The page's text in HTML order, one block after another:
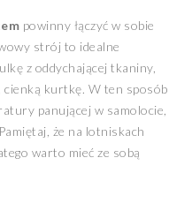
powinny łączyć w sobie
strój to idealne
z oddychającej tkaniny,
cienką kurtkę. W ten sposób
panującej w samolocie,
że na lotniskach
warto mieć ze sobą